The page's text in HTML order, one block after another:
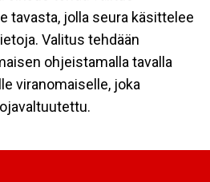
tavasta, jolla seura käsittelee
Valitus tehdään
ohjeistamalla tavalla
viranomaiselle, joka